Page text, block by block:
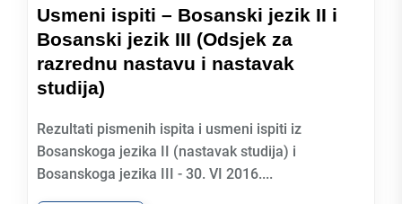
Usmeni ispiti – Bosanski jezik II i
Bosanski jezik III (Odsjek za
razrednu nastavu i nastavak
studija)
Rezultati pismenih ispita i usmeni ispiti iz
Bosanskoga jezika II (nastavak studija) i
Bosanskoga jezika III - 30. VI 2016....